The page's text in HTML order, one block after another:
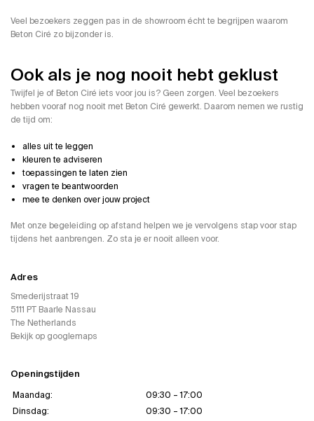
Veel bezoekers zeggen pas in de showroom écht te begrijpen waarom
Beton Ciré zo bijzonder is.
Ook als je nog nooit hebt geklust
Twijfel je of Beton Ciré iets voor jou is? Geen zorgen. Veel bezoekers
hebben vooraf nog nooit met Beton Ciré gewerkt. Daarom nemen we rustig
de tijd om:
alles uit te leggen
kleuren te adviseren
toepassingen te laten zien
vragen te beantwoorden
mee te denken over jouw project
Met onze begeleiding op afstand helpen we je vervolgens stap voor stap
tijdens het aanbrengen. Zo sta je er nooit alleen voor.
Adres
Smederijstraat 19
5111 PT Baarle Nassau
The Netherlands
Bekijk op googlemaps
Openingstijden
Maandag:
09:30 – 17:00
Dinsdag:
09:30 – 17:00